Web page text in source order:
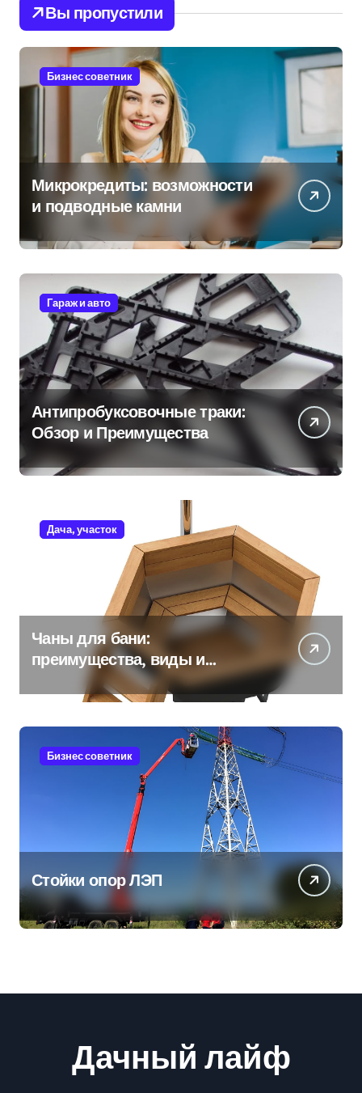
Вы пропустили
Бизнес советник
Микрокредиты: возможности
и подводные камни
Гараж и авто
Антипробуксовочные траки:
Обзор и Преимущества
Дача, участок
Чаны для бани:
преимущества, виды и
особенности использования
Бизнес советник
Стойки опор ЛЭП
Дачный лайф